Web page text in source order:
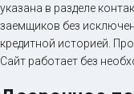
указана в разделе
заемщиков без
кредитной историей.
Сайт работает без